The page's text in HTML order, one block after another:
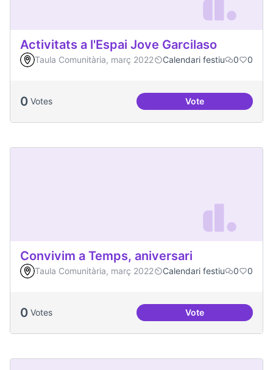
Activitats a l'Espai Jove Garcilaso
Taula Comunitària, març 2022 Calendari festiu 0 0
0 Votes VoteActivitats a l'Espai
Convivim a Temps, aniversari
Taula Comunitària, març 2022 Calendari festiu 0 0
0 Votes VoteConvivim a